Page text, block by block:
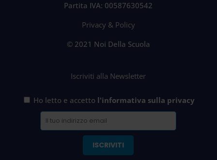
Partita IVA: 00587630542
Privacy & Policy
© 2021 Noi Della Scuola
Iscriviti alla Newsletter
Ho letto e accetto l'informativa sulla privacy